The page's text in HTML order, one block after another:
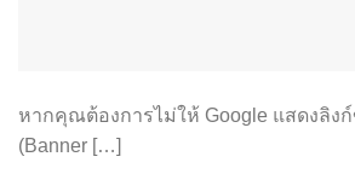
หากคุณต้องการไม่ให้ Google แสดงลิง
(Banner […]